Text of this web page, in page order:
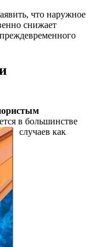
что наружное
снижает
в большинстве
случаев как